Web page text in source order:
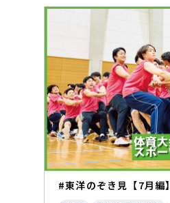
#東洋のぞき見【7月編】